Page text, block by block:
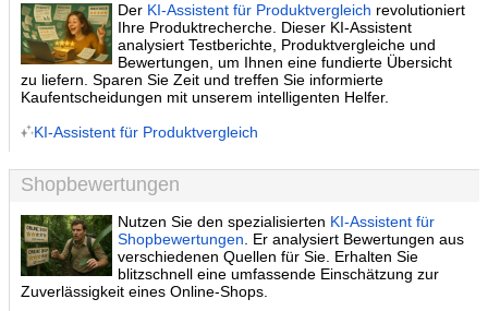
Der KI-Assistent für Produktvergleich revolutioniert
Ihre Produktrecherche. Dieser KI-Assistent
analysiert Testberichte, Produktvergleiche und
Bewertungen, um Ihnen eine fundierte Übersicht
zu liefern. Sparen Sie Zeit und treffen Sie informierte
Kaufentscheidungen mit unserem intelligenten Helfer.
KI-Assistent für Produktvergleich
Shopbewertungen
Nutzen Sie den spezialisierten KI-Assistent für
Shopbewertungen . Er analysiert Bewertungen aus
verschiedenen Quellen für Sie. Erhalten Sie
blitzschnell eine umfassende Einschätzung zur
Zuverlässigkeit eines Online-Shops.